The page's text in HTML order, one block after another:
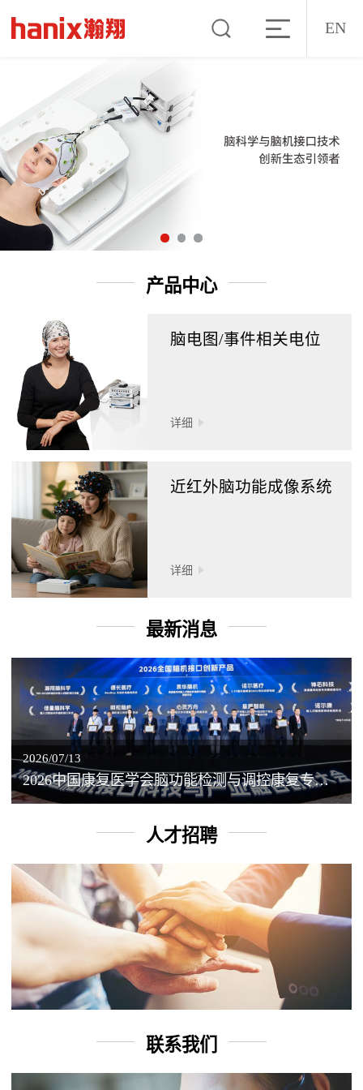
EN
产品中心
脑电图/事件相关电位
详细
近红外脑功能成像系统
详细
最新消息
2026/07/13
2026中国康复医学会脑功能检测与调控康复专业委员会学术年会丨脑客中国：脑机接口——EEG驱动TMS闭环调控工作坊
人才招聘
联系我们